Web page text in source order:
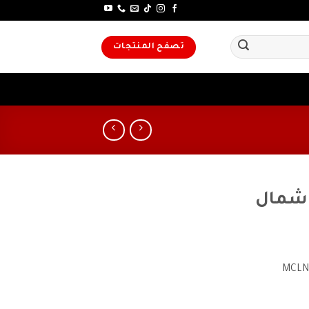
تصفح المنتجات
شمال